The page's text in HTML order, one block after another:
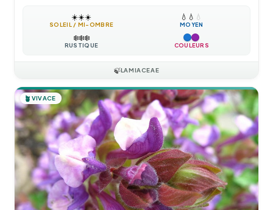
☀️☀️☀️
SOLEIL / MI-OMBRE
💧 💧 💧
MOYEN
❄️❄️❄️
RUSTIQUE COULEURS
🍃LAMIACEAE
🪴 VIVACE